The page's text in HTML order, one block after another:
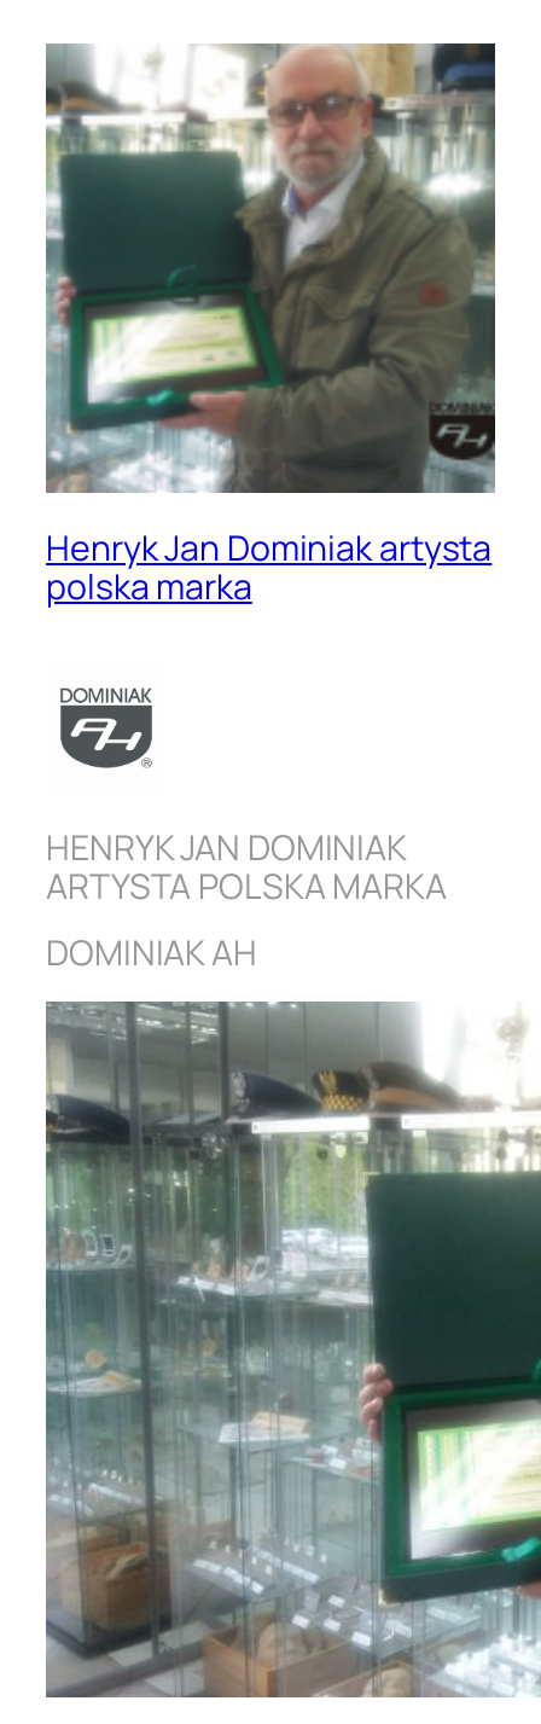
Henryk Jan Dominiak artysta
polska marka
HENRYK JAN DOMINIAK
ARTYSTA POLSKA MARKA
DOMINIAK AH